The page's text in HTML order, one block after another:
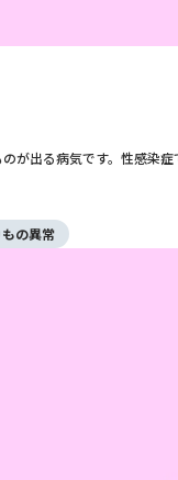
出る病気です。性感染
の異常